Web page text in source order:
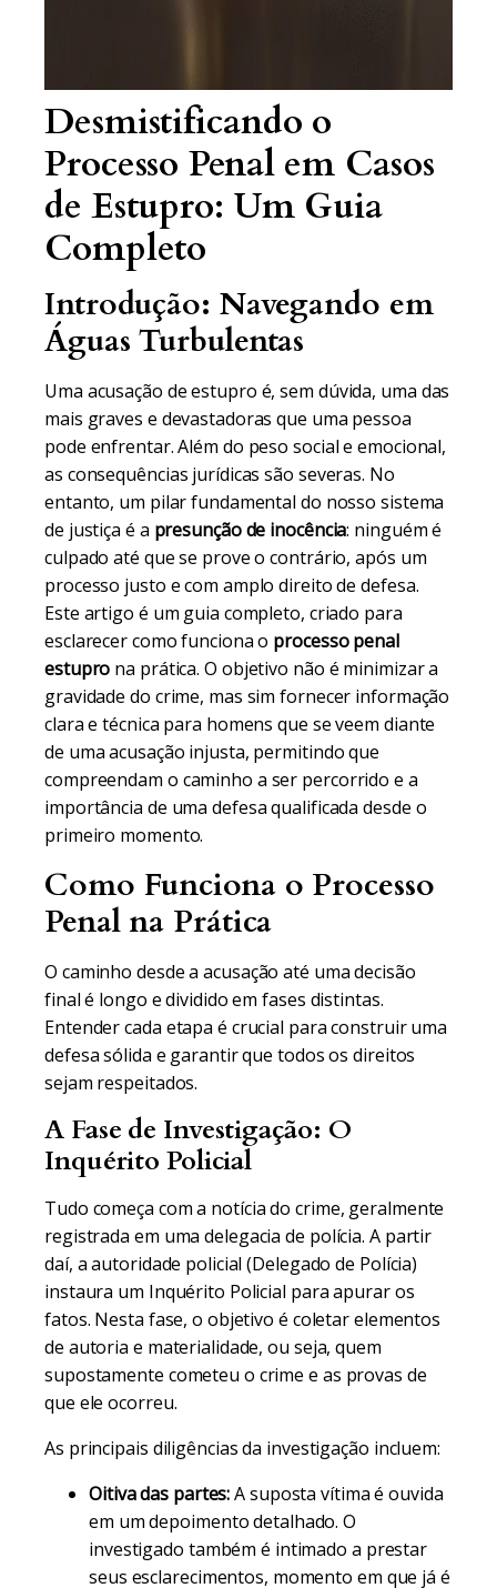
Desmistificando o
Processo Penal em Casos
de Estupro: Um Guia
Completo
Introdução: Navegando em
Águas Turbulentas
Uma acusação de estupro é, sem dúvida, uma das
mais graves e devastadoras que uma pessoa
pode enfrentar. Além do peso social e emocional,
as consequências jurídicas são severas. No
entanto, um pilar fundamental do nosso sistema
de justiça é a presunção de inocência: ninguém é
culpado até que se prove o contrário, após um
processo justo e com amplo direito de defesa.
Este artigo é um guia completo, criado para
esclarecer como funciona o processo penal
estupro na prática. O objetivo não é minimizar a
gravidade do crime, mas sim fornecer informação
clara e técnica para homens que se veem diante
de uma acusação injusta, permitindo que
compreendam o caminho a ser percorrido e a
importância de uma defesa qualificada desde o
primeiro momento.
Como Funciona o Processo
Penal na Prática
O caminho desde a acusação até uma decisão
final é longo e dividido em fases distintas.
Entender cada etapa é crucial para construir uma
defesa sólida e garantir que todos os direitos
sejam respeitados.
A Fase de Investigação: O
Inquérito Policial
Tudo começa com a notícia do crime, geralmente
registrada em uma delegacia de polícia. A partir
daí, a autoridade policial (Delegado de Polícia)
instaura um Inquérito Policial para apurar os
fatos. Nesta fase, o objetivo é coletar elementos
de autoria e materialidade, ou seja, quem
supostamente cometeu o crime e as provas de
que ele ocorreu.
As principais diligências da investigação incluem:
Oitiva das partes:A suposta vítima é ouvida
em um depoimento detalhado. O
investigado também é intimado a prestar
seus esclarecimentos, momento em que já é